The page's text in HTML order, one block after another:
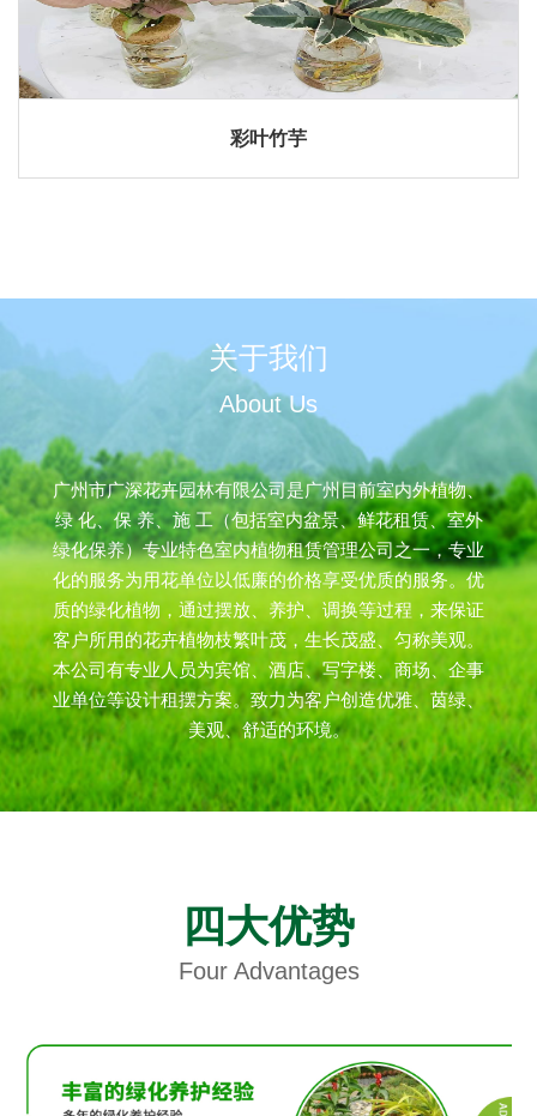
彩叶竹芋
关于我们
About Us
广州市广深花卉园林有限公司是广州目前室内外植物、
绿 化、保 养、施 工（包括室内盆景、鲜花租赁、室外
绿化保养）专业特色室内植物租赁管理公司之一，专业
化的服务为用花单位以低廉的价格享受优质的服务。优
质的绿化植物，通过摆放、养护、调换等过程，来保证
客户所用的花卉植物枝繁叶茂，生长茂盛、匀称美观。
本公司有专业人员为宾馆、酒店、写字楼、商场、企事
业单位等设计租摆方案。致力为客户创造优雅、茵绿、
美观、舒适的环境。
四大优势
Four Advantages